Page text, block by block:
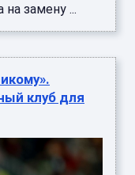
замену ...
клуб для